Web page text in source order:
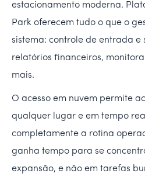
estacionamento moderna.
Park oferecem tudo o que o
sistema: controle de entrada e
relatórios financeiros,
mais.
O acesso em nuvem permite
qualquer lugar e em tempo
completamente a rotina
ganha tempo para se
expansão, e não em tarefas